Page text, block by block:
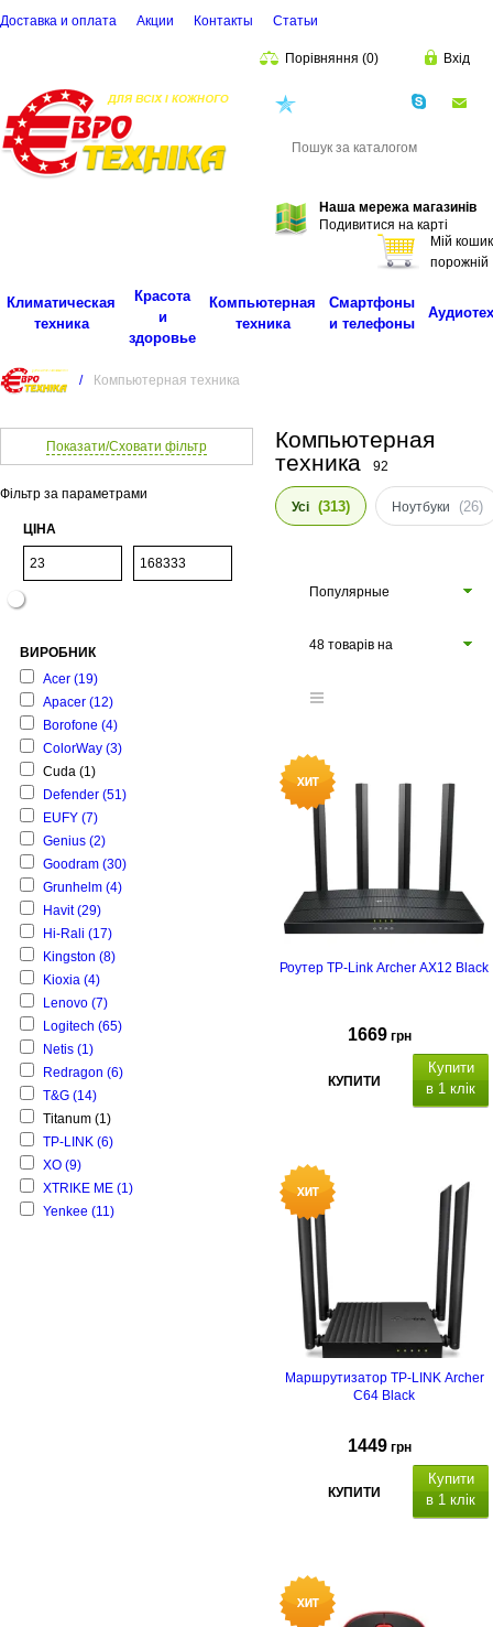
Доставка и оплата Акции Контакты Cтатьи
Порівняння (0) Вхід
Наша мережа магазинів
Подивитися на карті
Мій кошик
порожній
Климатическая
техника
Красота
и
здоровье
Компьютерная
техника
Смартфоны
и телефоны
/ Компьютерная техника
Показати/Сховати фільтр
Фільтр за параметрами
ЦІНА
ВИРОБНИК
Acer (19)
Apacer (12)
Borofone (4)
ColorWay (3)
Cuda (1)
Defender (51)
EUFY (7)
Genius (2)
Goodram (30)
Grunhelm (4)
Havit (29)
Hi-Rali (17)
Kingston (8)
Kioxia (4)
Lenovo (7)
Logitech (65)
Netis (1)
Redragon (6)
T&G (14)
Titanum (1)
TP-LINK (6)
XO (9)
XTRIKE ME (1)
Yenkee (11)
Компьютерная
техника
92
Усі (313) Ноутбуки (26)
Популярные
48 товарів на
Роутер TP-Link Archer AX12 Black
1669 грн
КУПИТИ
Купити
в 1 клік
підтримка
IPTV,
VPN,підтримка технології MESH.
Маршрутизатор TP-LINK Archer
C64 Black
1449 грн
КУПИТИ
Купити
в 1 клік